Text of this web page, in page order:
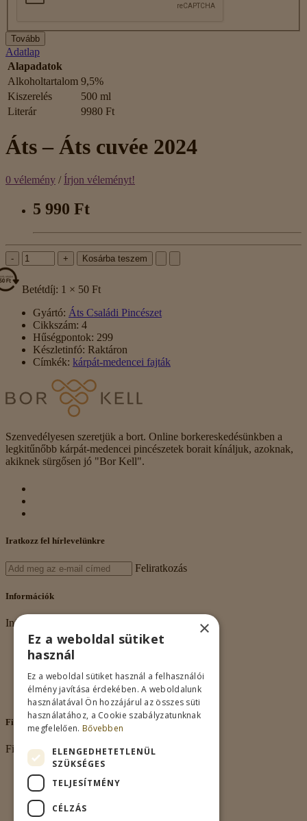
Tovább
Adatlap
Alapadatok
Alkoholtartalom 9,5%
Kiszerelés
500 ml
Literár
9980 Ft
Áts – Áts cuvée 2024
0 vélemény / Írjon véleményt!
5 990 Ft
- + Kosárba teszem
Betétdíj: 1 × 50 Ft
Gyártó: Áts Családi Pincészet
Cikkszám: 4
Hűségpontok: 299
Készletinfó: Raktáron
Címkék: kárpát-medencei fajták
Szenvedélyesen szeretjük a bort. Online borkereskedésünkben a
legkitűnőbb kárpát-medencei pincészetek borait kínáljuk, azoknak,
akiknek sürgősen jó "Bor Kell".
Iratkozz fel hírlevelünkre
Feliratkozás
Információk
Információk
Rólunk
Adatkezelés
Vásárlási feltételek
Nagykereskedelem
Kapcsolat
Fiókom
Fiókom
Fiókom
Rendeléseim
Kívánságlista
×
Ez a weboldal sütiket
használ
Ez a weboldal sütiket használ a felhasználói
élmény javítása érdekében. A weboldalunk
használatával Ön hozzájárul az összes süti
használatához, a Cookie szabályzatunknak
megfelelően. Bővebben
ELENGEDHETETLENÜL
SZÜKSÉGES
TELJESÍTMÉNY
CÉLZÁS